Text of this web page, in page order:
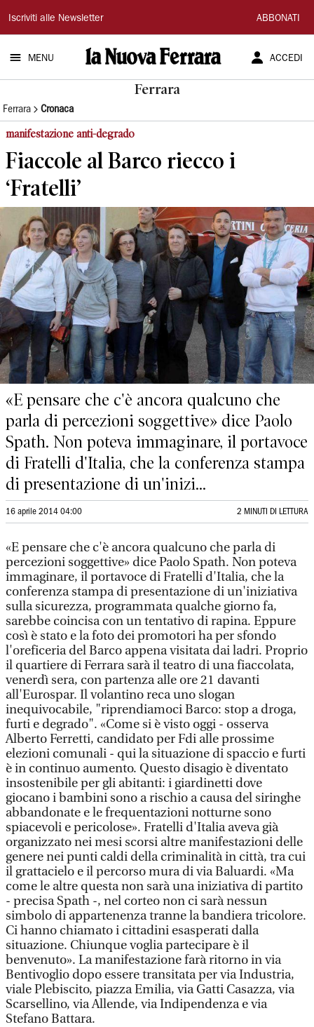
La
Nuova
Ferrara
Iscriviti alle Newsletter ABBONATI
MENU ACCEDI
Ferrara
Ferrara Cronaca
manifestazione anti-degrado
Fiaccole al Barco riecco i
‘Fratelli’
«E pensare che c'è ancora qualcuno che
parla di percezioni soggettive» dice Paolo
Spath. Non poteva immaginare, il portavoce
di Fratelli d'Italia, che la conferenza stampa
di presentazione di un'inizi...
16 aprile 2014 04:00 2 MINUTI DI LETTURA
«E pensare che c'è ancora qualcuno che parla di
percezioni soggettive» dice Paolo Spath. Non poteva
immaginare, il portavoce di Fratelli d'Italia, che la
conferenza stampa di presentazione di un'iniziativa
sulla sicurezza, programmata qualche giorno fa,
sarebbe coincisa con un tentativo di rapina. Eppure
così è stato e la foto dei promotori ha per sfondo
l'oreficeria del Barco appena visitata dai ladri. Proprio
il quartiere di Ferrara sarà il teatro di una fiaccolata,
venerdì sera, con partenza alle ore 21 davanti
all'Eurospar. Il volantino reca uno slogan
inequivocabile, "riprendiamoci Barco: stop a droga,
furti e degrado". «Come si è visto oggi - osserva
Alberto Ferretti, candidato per Fdi alle prossime
elezioni comunali - qui la situazione di spaccio e furti
è in continuo aumento. Questo disagio è diventato
insostenibile per gli abitanti: i giardinetti dove
giocano i bambini sono a rischio a causa del siringhe
abbandonate e le frequentazioni notturne sono
spiacevoli e pericolose». Fratelli d'Italia aveva già
organizzato nei mesi scorsi altre manifestazioni delle
genere nei punti caldi della criminalità in città, tra cui
il grattacielo e il percorso mura di via Baluardi. «Ma
come le altre questa non sarà una iniziativa di partito
- precisa Spath -, nel corteo non ci sarà nessun
simbolo di appartenenza tranne la bandiera tricolore.
Ci hanno chiamato i cittadini esasperati dalla
situazione. Chiunque voglia partecipare è il
benvenuto». La manifestazione farà ritorno in via
Bentivoglio dopo essere transitata per via Industria,
viale Plebiscito, piazza Emilia, via Gatti Casazza, via
Scarsellino, via Allende, via Indipendenza e via
Stefano Battara.